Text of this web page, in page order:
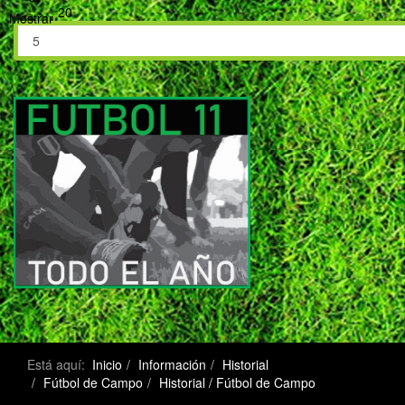
Mostrar 20
Está aquí: Inicio Información
Historial
Fútbol de Campo
Historial / Fútbol de Campo